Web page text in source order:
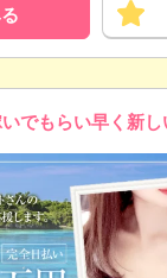
でもらい早く新し